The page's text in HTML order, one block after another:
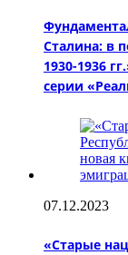
Сталина: в
1930-1936
серии
07.12.2023
«Старые